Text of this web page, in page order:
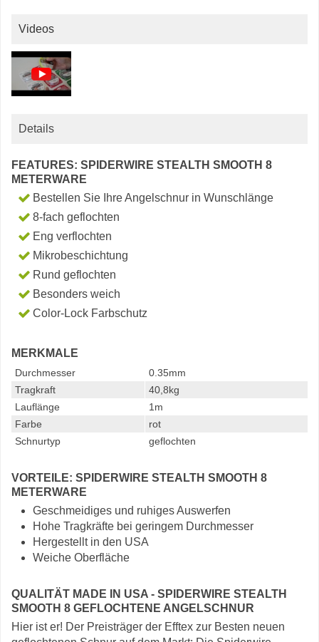
Videos
Details
FEATURES: SPIDERWIRE STEALTH SMOOTH 8
METERWARE
Bestellen Sie Ihre Angelschnur in Wunschlänge
8-fach geflochten
Eng verflochten
Mikrobeschichtung
Rund geflochten
Besonders weich
Color-Lock Farbschutz
MERKMALE
Durchmesser
0.35mm
Tragkraft
40,8kg
Lauflänge
1m
Farbe
rot
Schnurtyp
geflochten
VORTEILE: SPIDERWIRE STEALTH SMOOTH 8
METERWARE
Geschmeidiges und ruhiges Auswerfen
Hohe Tragkräfte bei geringem Durchmesser
Hergestellt in den USA
Weiche Oberfläche
QUALITÄT MADE IN USA - SPIDERWIRE STEALTH
SMOOTH 8 GEFLOCHTENE ANGELSCHNUR
Hier ist er! Der Preisträger der Efftex zur Besten neuen